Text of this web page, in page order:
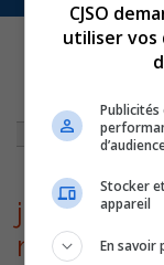
MUSIQUE/CHORALE
josee-
musique
CJSO
utiliser vos
Stocker
appareil
En savoir